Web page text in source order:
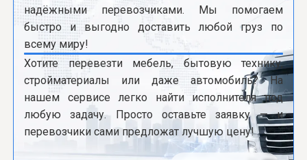
надёжными перевозчиками. Мы помогаем
быстро и выгодно доставить любой груз по
всему миру!
Хотите перевезти мебель, бытовую технику,
стройматериалы или даже автомобиль? На
нашем сервисе легко найти исполнителя под
любую задачу. Просто оставьте заявку — и
перевозчики сами предложат лучшую цену!